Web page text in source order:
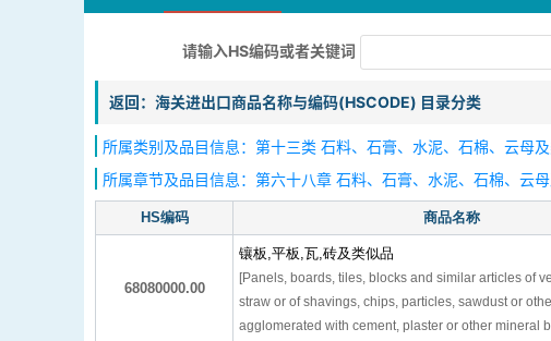
请输入HS编码或者关键词
返回：海关进出口商品名称与编码(HSCODE) 目录分类
所属类别及品目信息：第十三类 石料、石膏、水泥、石棉、云母
所属章节及品目信息：第六十八章 石料、石膏、水泥、石棉、云
HS编码 商品名称
68080000.00
镶板,平板,瓦,砖及类似品
[Panels, boards, tiles, blocks and similar articles of
straw or of shavings, chips, particles, sawdust or
agglomerated with cement, plaster or other mineral